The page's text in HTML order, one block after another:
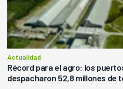
Actualidad
Récord para el agro: los
despacharon 52,8 millones de